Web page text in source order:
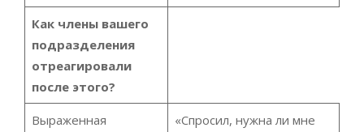
Как члены вашего
подразделения
отреагировали
после этого?
Выраженная
«Спросил, нужна ли мне